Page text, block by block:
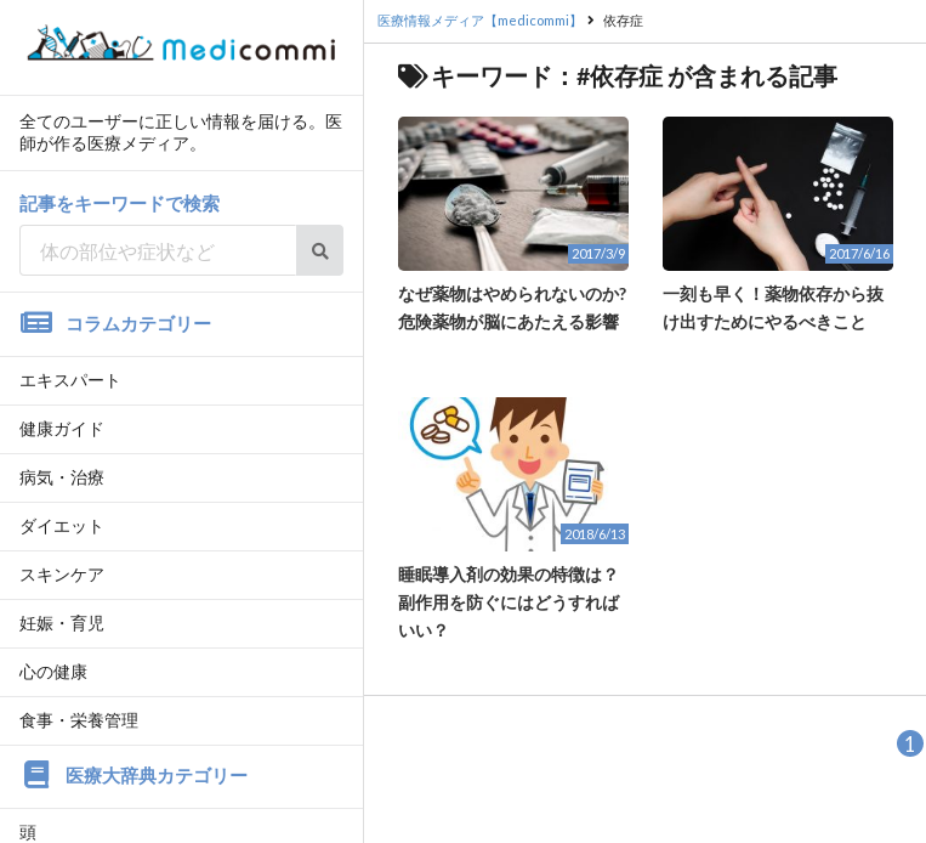
全てのユーザーに正しい情報を届ける。医
師が作る医療メディア。
記事をキーワードで検索
コラムカテゴリー
エキスパート
健康ガイド
病気・治療
ダイエット
スキンケア
妊娠・育児
心の健康
食事・栄養管理
医療大辞典カテゴリー
頭
医療情報メディア【medicommi】 依存症
キーワード：#依存症 が含まれる記事
2017/3/9
なぜ薬物はやめられないのか?
危険薬物が脳にあたえる影響
2017/6/16
一刻も早く！薬物依存から抜
け出すためにやるべきこと
2018/6/13
睡眠導入剤の効果の特徴は？
副作用を防ぐにはどうすれば
いい？
1